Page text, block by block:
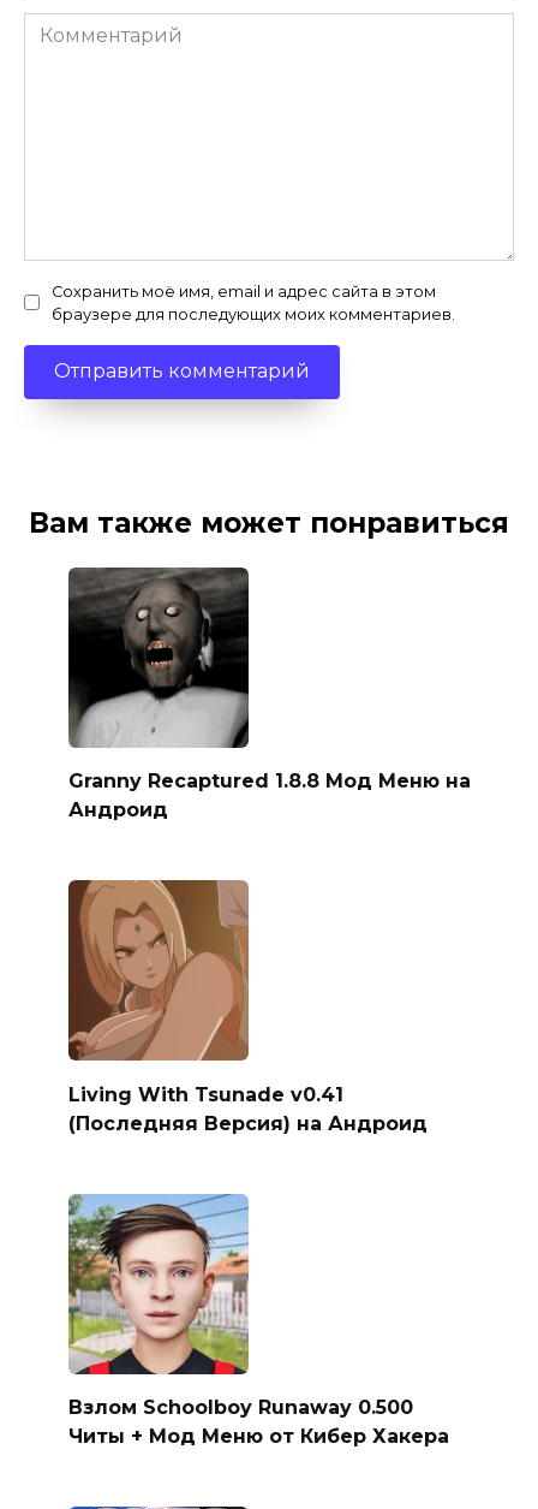
Комментарий
Сохранить моё имя, email и адрес сайта в этом
браузере для последующих моих комментариев.
Вам также может понравиться
Granny Recaptured 1.8.8 Мод Меню на
Андроид
Living With Tsunade v0.41
(Последняя Версия) на Андроид
Взлом Schoolboy Runaway 0.500
Читы + Мод Меню от Кибер Хакера